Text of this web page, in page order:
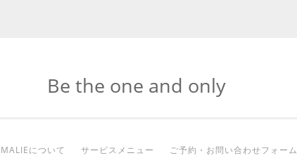
Be the one and only
について サービスメニュー ご予約・お問い合わせフォーム